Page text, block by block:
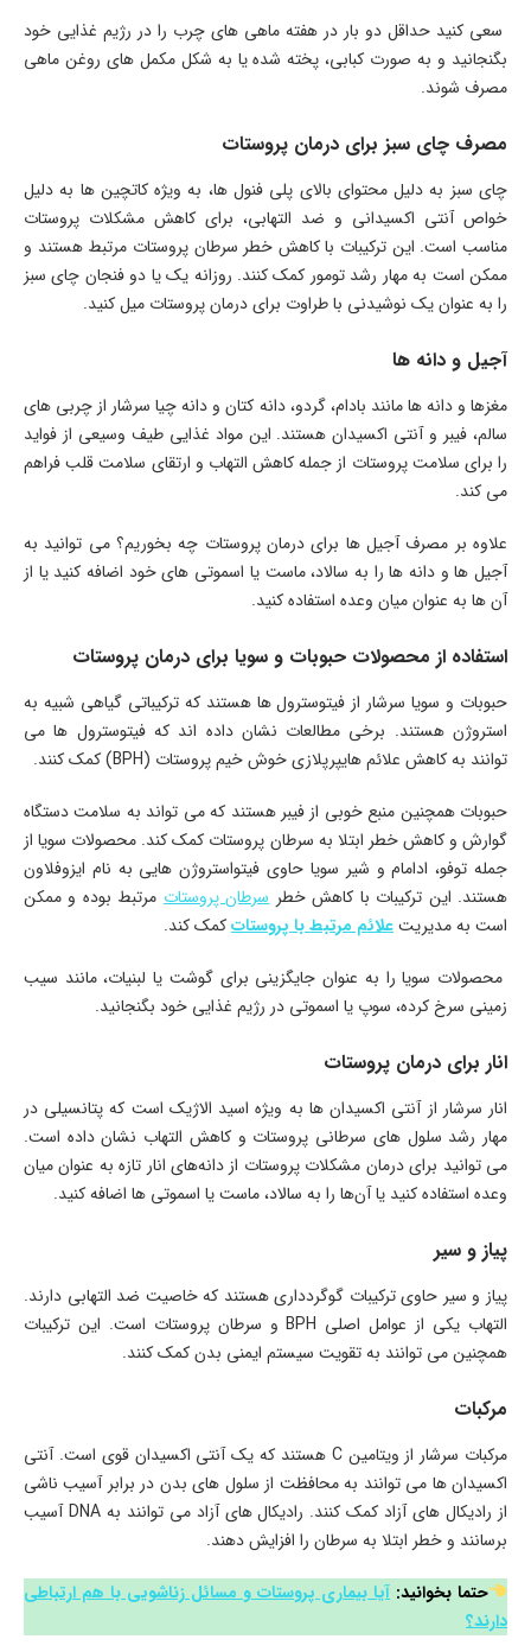
سعی کنید حداقل دو بار در هفته ماهی های چرب را در رژیم غذایی خود
بگنجانید و به صورت کبابی، پخته شده یا به شکل مکمل های روغن ماهی
مصرف شوند.
مصرف چای سبز برای درمان پروستات
چای سبز به دلیل محتوای بالای پلی فنول ها، به ویژه کاتچین ها به دلیل
خواص آنتی اکسیدانی و ضد التهابی، برای کاهش مشکلات پروستات
مناسب است. این ترکیبات با کاهش خطر سرطان پروستات مرتبط هستند و
ممکن است به مهار رشد تومور کمک کنند. روزانه یک یا دو فنجان چای سبز
را به عنوان یک نوشیدنی با طراوت برای درمان پروستات میل کنید.
آجیل و دانه ها
مغزها و دانه ها مانند بادام، گردو، دانه کتان و دانه چیا سرشار از چربی های
سالم، فیبر و آنتی اکسیدان هستند. این مواد غذایی طیف وسیعی از فواید
را برای سلامت پروستات از جمله کاهش التهاب و ارتقای سلامت قلب فراهم
می کند.
علاوه بر مصرف آجیل ها برای درمان پروستات چه بخوریم؟ می توانید به
آجیل ها و دانه ها را به سالاد، ماست یا اسموتی های خود اضافه کنید یا از
آن ها به عنوان میان وعده استفاده کنید.
استفاده از محصولات حبوبات و سویا برای درمان پروستات
حبوبات و سویا سرشار از فیتوسترول ها هستند که ترکیباتی گیاهی شبیه به
استروژن هستند. برخی مطالعات نشان داده اند که فیتوسترول ها می
توانند به کاهش علائم هایپرپلازی خوش خیم پروستات (BPH) کمک کنند.
حبوبات همچنین منبع خوبی از فیبر هستند که می تواند به سلامت دستگاه
گوارش و کاهش خطر ابتلا به سرطان پروستات کمک کند. محصولات سویا از
جمله توفو، ادامام و شیر سویا حاوی فیتواستروژن هایی به نام ایزوفلاون
هستند. این ترکیبات با کاهش خطرسرطان پروستاتمرتبط بوده و ممکن
است به مدیریتعلائم مرتبط با پروستاتکمک کند.
محصولات سویا را به عنوان جایگزینی برای گوشت یا لبنیات، مانند سیب
زمینی سرخ کرده، سوپ یا اسموتی در رژیم غذایی خود بگنجانید.
انار برای درمان پروستات
انار سرشار از آنتی اکسیدان ها به ویژه اسید الاژیک است که پتانسیلی در
مهار رشد سلول های سرطانی پروستات و کاهش التهاب نشان داده است.
می توانید برای درمان مشکلات پروستات از دانه‌های انار تازه به عنوان میان‌
وعده استفاده کنید یا آن‌ها را به سالاد، ماست یا اسموتی ها اضافه کنید.
پیاز و سیر
پیاز و سیر حاوی ترکیبات گوگردداری هستند که خاصیت ضد التهابی دارند.
التهاب یکی از عوامل اصلی BPH و سرطان پروستات است. این ترکیبات
همچنین می توانند به تقویت سیستم ایمنی بدن کمک کنند.
مرکبات
مرکبات سرشار از ویتامین C هستند که یک آنتی اکسیدان قوی است. آنتی
اکسیدان ها می توانند به محافظت از سلول های بدن در برابر آسیب ناشی
از رادیکال های آزاد کمک کنند. رادیکال های آزاد می توانند به DNA آسیب
برسانند و خطر ابتلا به سرطان را افزایش دهند.
حتما بخوانید: آیا بیماری پروستات و مسائل زناشویی با هم ارتباطی
دارند؟